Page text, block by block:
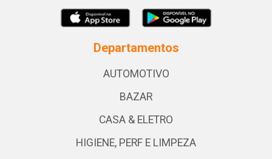
Departamentos
AUTOMOTIVO
BAZAR
CASA & ELETRO
HIGIENE, PERF E LIMPEZA